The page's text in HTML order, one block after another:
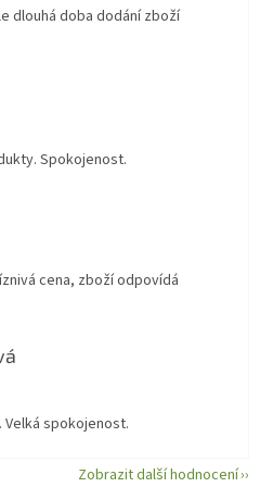
dlouhá doba dodání zboží
je 5 z 5 hvězdiček.
Spokojenost.
je 5 z 5 hvězdiček.
cena, zboží odpovídá
je 5 z 5 hvězdiček.
spokojenost.
Zobrazit další hodnocení